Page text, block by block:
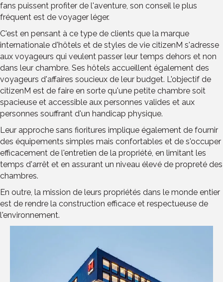
fans puissent profiter de l'aventure, son conseil le plus
fréquent est de voyager léger.
C'est en pensant à ce type de clients que la marque
internationale d'hôtels et de styles de vie citizenM s'adresse
aux voyageurs qui veulent passer leur temps dehors et non
dans leur chambre. Ses hôtels accueillent également des
voyageurs d'affaires soucieux de leur budget. L'objectif de
citizenM est de faire en sorte qu'une petite chambre soit
spacieuse et accessible aux personnes valides et aux
personnes souffrant d'un handicap physique.
Leur approche sans fioritures implique également de fournir
des équipements simples mais confortables et de s'occuper
efficacement de l'entretien de la propriété, en limitant les
temps d'arrêt et en assurant un niveau élevé de propreté des
chambres.
En outre, la mission de leurs propriétés dans le monde entier
est de rendre la construction efficace et respectueuse de
l'environnement.